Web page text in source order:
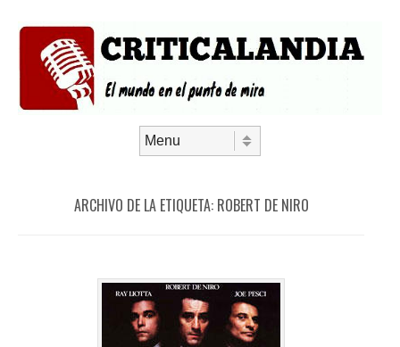
ARCHIVO DE LA ETIQUETA: ROBERT DE NIRO